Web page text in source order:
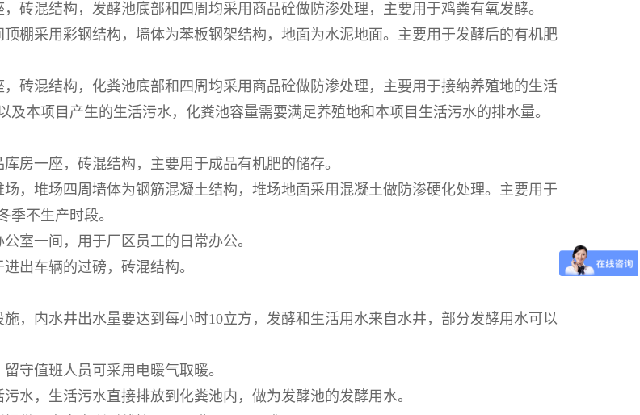
砖混结构，发酵池底部和四周均采用商品砼做防渗处理，主要用于鸡粪有氧发酵。
棚采用彩钢结构，墙体为苯板钢架结构，地面为水泥地面。主要用于发酵后的有机肥
砖混结构，化粪池底部和四周均采用商品砼做防渗处理，主要用于接纳养殖地的生活
及本项目产生的生活污水，化粪池容量需要满足养殖地和本项目生活污水的排水量。
房一座，砖混结构，主要用于成品有机肥的储存。
，堆场四周墙体为钢筋混凝土结构，堆场地面采用混凝土做防渗硬化处理。主要用于
季不生产时段。
室一间，用于厂区员工的日常办公。
出车辆的过磅，砖混结构。
，内水井出水量要达到每小时10立方，发酵和生活用水来自水井，部分发酵用水可以
守值班人员可采用电暖气取暖。
水，生活污水直接排放到化粪池内，做为发酵池的发酵用水。